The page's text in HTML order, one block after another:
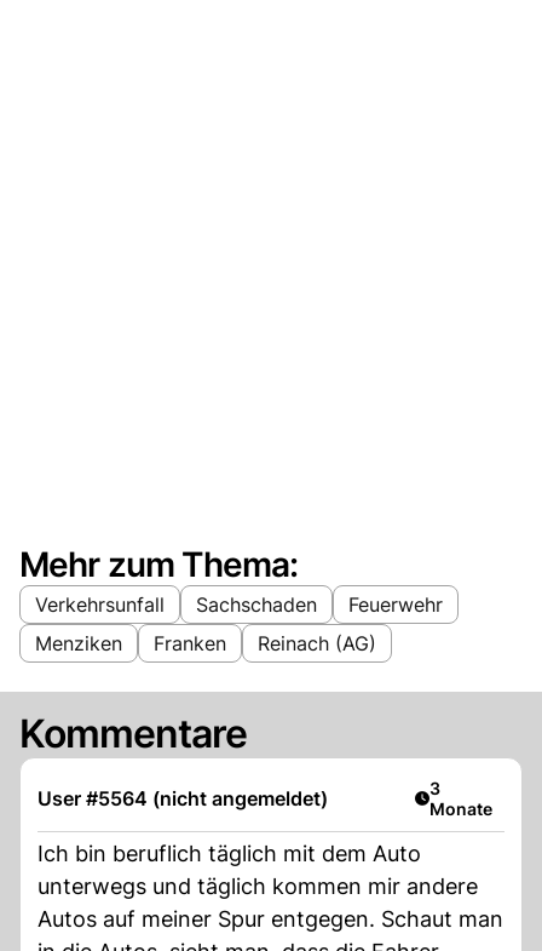
Mehr zum Thema:
Verkehrsunfall Sachschaden
Feuerwehr
Menziken
Franken Reinach (AG)
Kommentare
User #5564 (nicht angemeldet) Artikel
3
Monate
Ich bin beruflich täglich mit dem Auto
unterwegs und täglich kommen mir andere
Autos auf meiner Spur entgegen. Schaut man